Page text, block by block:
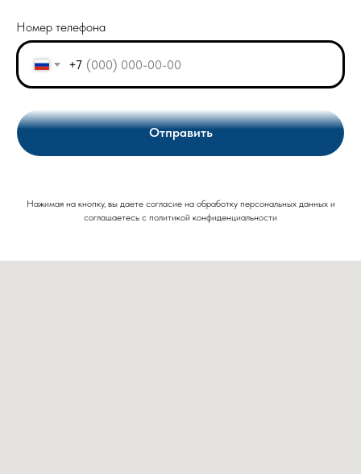
Номер телефона
+7
Отправить
Нажимая на кнопку, вы даете согласие на обработку персональных данных и
соглашаетесь c политикой конфиденциальности